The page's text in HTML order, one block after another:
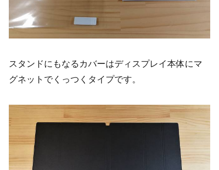
スタンドにもなるカバーはディスプレイ本体にマ
グネットでくっつくタイプです。